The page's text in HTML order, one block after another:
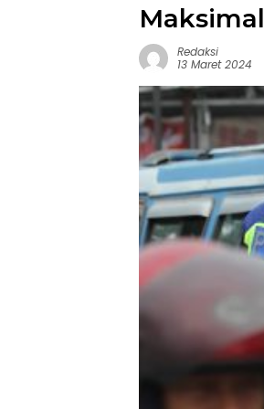
Maksimal
Redaksi
13 Maret 2024